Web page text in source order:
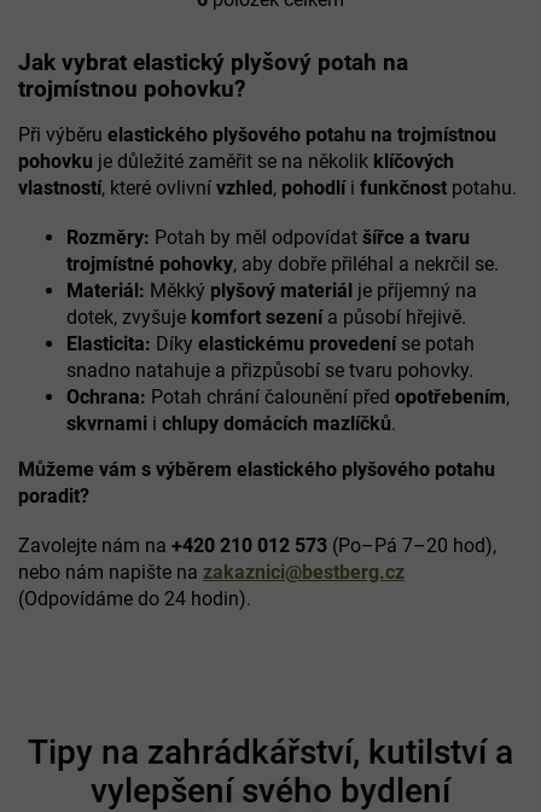
O
l
á
a
c
í
p
v
k
y
v
ý
p
i
s
u
Jak vybrat elastický plyšový potah na
trojmístnou pohovku?
Při výběru elastického plyšového potahu na trojmístnou
pohovku je důležité zaměřit se na několik klíčových
vlastností, které ovlivní vzhled, pohodlíi funkčnost potahu.
Rozměry: Potah by měl odpovídat šířce a tvaru
trojmístné pohovky, aby dobře přiléhal a nekrčil se.
Materiál: Měkký plyšový materiál je příjemný na
dotek, zvyšuje komfort sezenía působí hřejivě.
Elasticita: Díky elastickému provedeníse potah
snadno natahuje a přizpůsobí se tvaru pohovky.
Ochrana: Potah chrání čalounění před opotřebením,
skvrnami i chlupy domácích mazlíčků.
Můžeme vám s výběrem elastického plyšového potahu
poradit?
Zavolejte nám na +420 210 012 573 (Po–Pá 7–20 hod),
nebo nám napište na zakaznici@bestberg.cz
(Odpovídáme do 24 hodin).
Tipy na zahrádkářství, kutilství a
vylepšení svého bydlení